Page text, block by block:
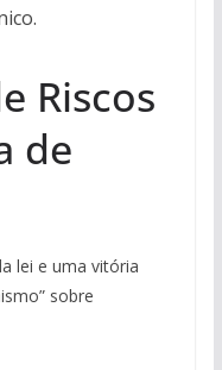
Riscos
de
lei e uma vitória
sobre